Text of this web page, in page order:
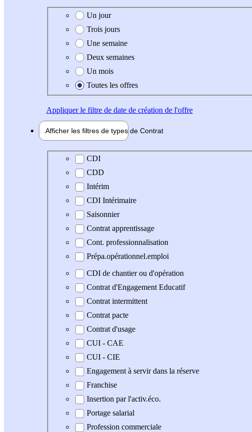
Date de création de l'offre
Un jour
Trois jours
Une semaine
Deux semaines
Un mois
Toutes les offres
Appliquerle filtre de date de création de l'offre
Afficher les filtres de types de Contrat
Type de contrat
CDI
CDD
Intérim
CDI Intérimaire
Saisonnier
Contrat apprentissage
Cont. professionnalisation
Prépa.opérationnel.emploi
CDI de chantier ou d'opération
Contrat d'Engagement Educatif
Contrat intermittent
Contrat pacte
Contrat d'usage
CUI - CAE
CUI - CIE
Engagement à servir dans la réserve
Franchise
Insertion par l'activ.éco.
Portage salarial
Profession commerciale